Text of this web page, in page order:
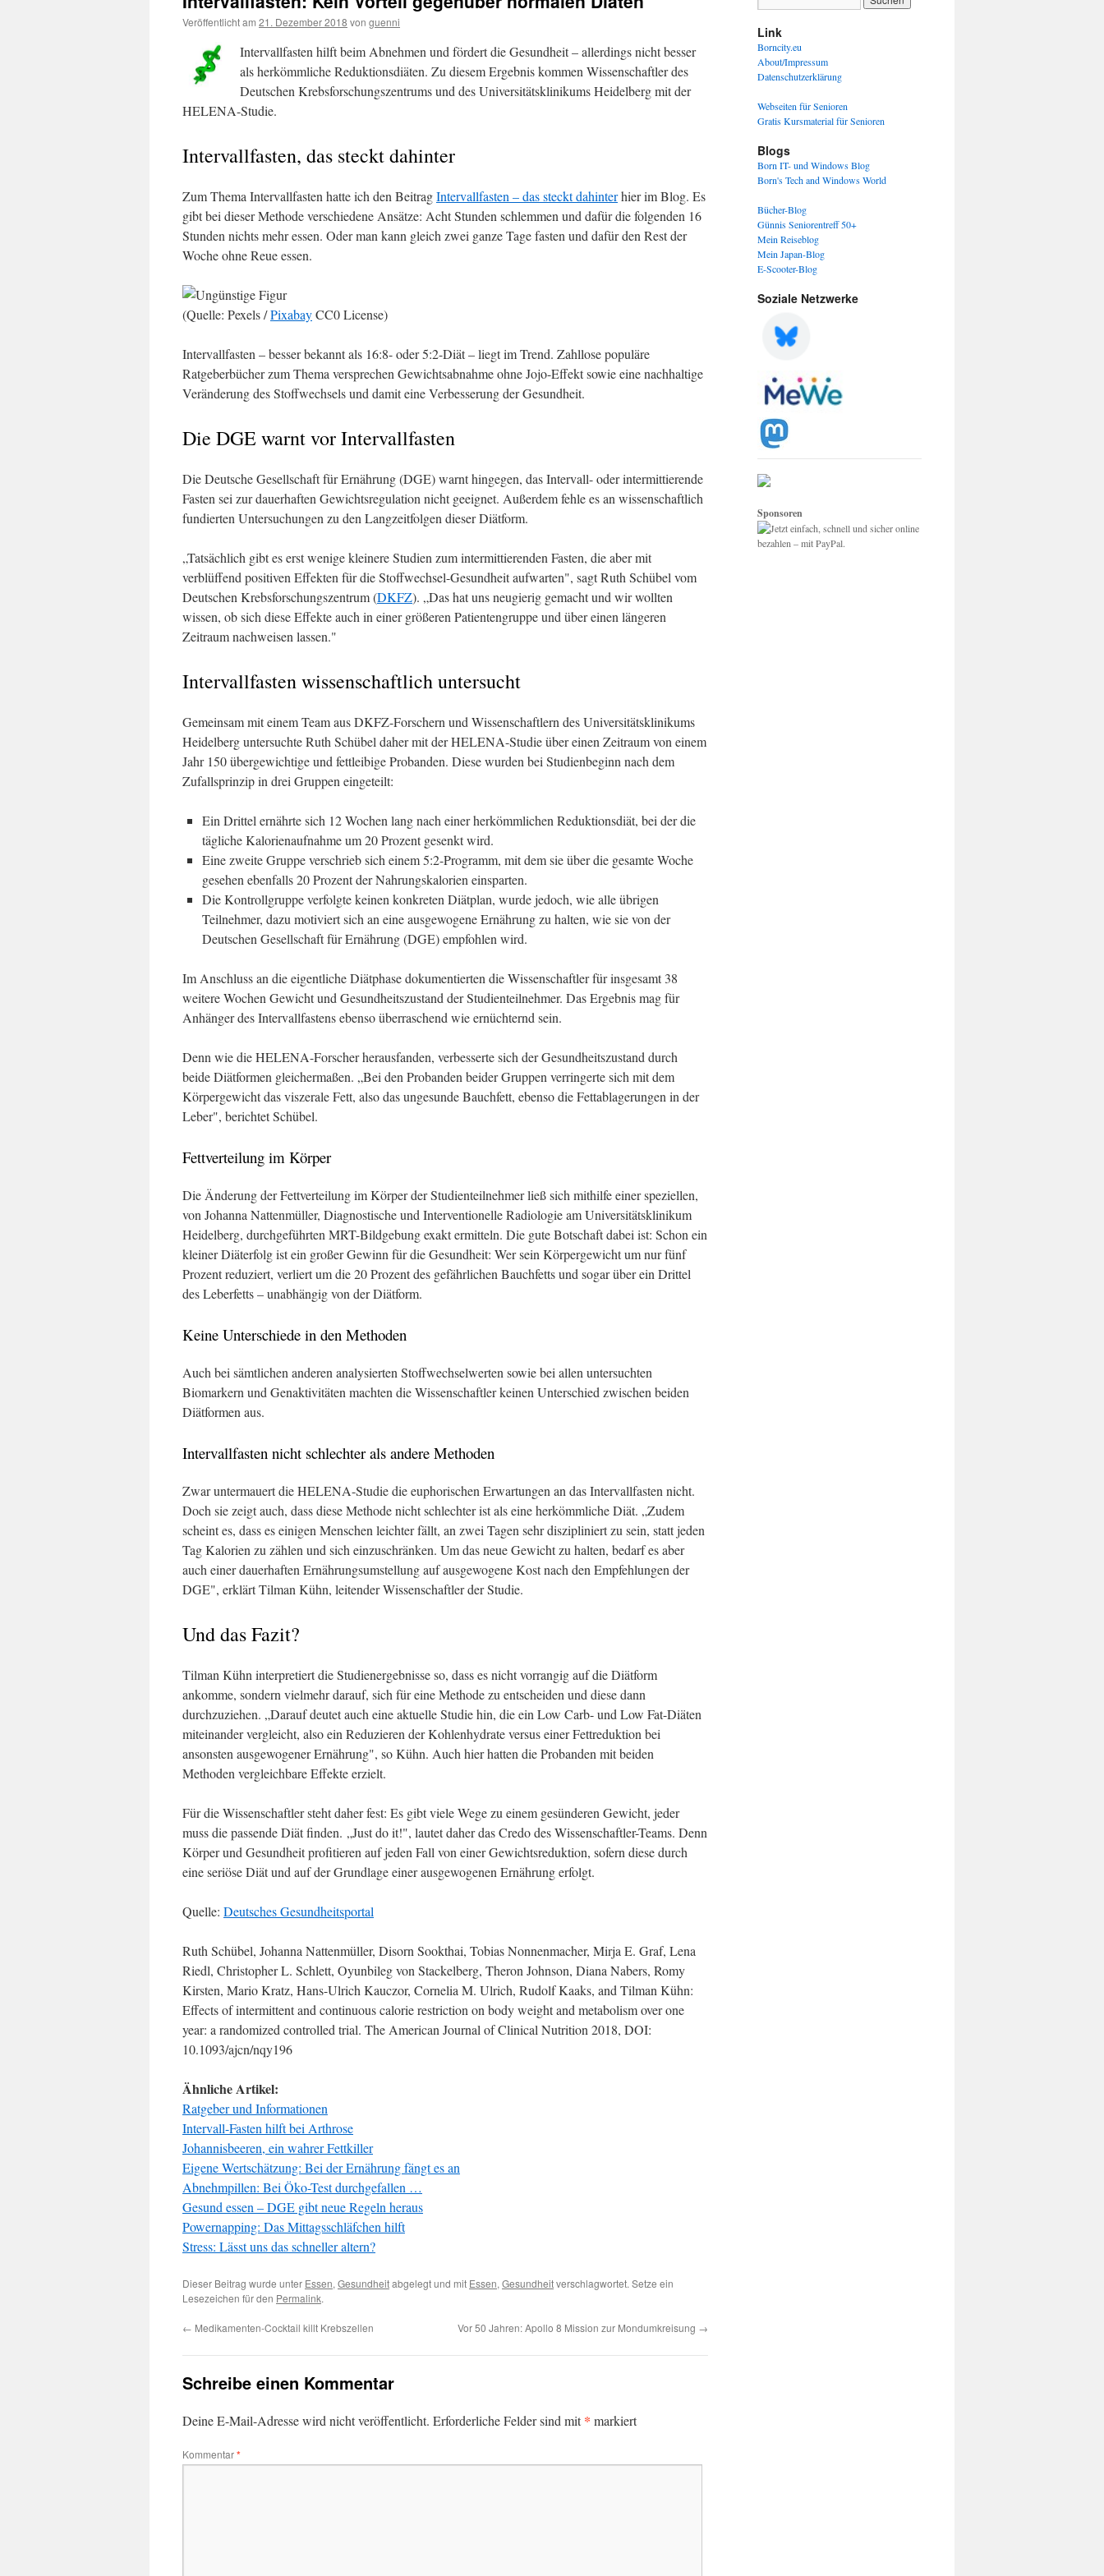
Veröffentlicht am 21. Dezember 2018 von guenni
Intervallfasten hilft beim Abnehmen und fördert die Gesundheit – allerdings nicht besser
als herkömmliche Reduktionsdiäten. Zu diesem Ergebnis kommen Wissenschaftler des
Deutschen Krebsforschungszentrums und des Universitätsklinikums Heidelberg mit der
HELENA-Studie.
Intervallfasten, das steckt dahinter
Zum Thema Intervallfasten hatte ich den BeitragIntervallfasten – das steckt dahinterhier im Blog. Es
gibt bei dieser Methode verschiedene Ansätze: Acht Stunden schlemmen und dafür die folgenden 16
Stunden nichts mehr essen. Oder man kann gleich zwei ganze Tage fasten und dafür den Rest der
Woche ohne Reue essen.
(Quelle: Pexels /PixabayCC0 License)
Intervallfasten – besser bekannt als 16:8- oder 5:2-Diät – liegt im Trend. Zahllose populäre
Ratgeberbücher zum Thema versprechen Gewichtsabnahme ohne Jojo-Effekt sowie eine nachhaltige
Veränderung des Stoffwechsels und damit eine Verbesserung der Gesundheit.
Die DGE warnt vor Intervallfasten
Die Deutsche Gesellschaft für Ernährung (DGE) warnt hingegen, das Intervall- oder intermittierende
Fasten sei zur dauerhaften Gewichtsregulation nicht geeignet. Außerdem fehle es an wissenschaftlich
fundierten Untersuchungen zu den Langzeitfolgen dieser Diätform.
„Tatsächlich gibt es erst wenige kleinere Studien zum intermittierenden Fasten, die aber mit
verblüffend positiven Effekten für die Stoffwechsel-Gesundheit aufwarten", sagt Ruth Schübel vom
Deutschen Krebsforschungszentrum (DKFZ). „Das hat uns neugierig gemacht und wir wollten
wissen, ob sich diese Effekte auch in einer größeren Patientengruppe und über einen längeren
Zeitraum nachweisen lassen."
Intervallfasten wissenschaftlich untersucht
Gemeinsam mit einem Team aus DKFZ-Forschern und Wissenschaftlern des Universitätsklinikums
Heidelberg untersuchte Ruth Schübel daher mit der HELENA-Studie über einen Zeitraum von einem
Jahr 150 übergewichtige und fettleibige Probanden. Diese wurden bei Studienbeginn nach dem
Zufallsprinzip in drei Gruppen eingeteilt:
Ein Drittel ernährte sich 12 Wochen lang nach einer herkömmlichen Reduktionsdiät, bei der die
tägliche Kalorienaufnahme um 20 Prozent gesenkt wird.
Eine zweite Gruppe verschrieb sich einem 5:2-Programm, mit dem sie über die gesamte Woche
gesehen ebenfalls 20 Prozent der Nahrungskalorien einsparten.
Die Kontrollgruppe verfolgte keinen konkreten Diätplan, wurde jedoch, wie alle übrigen
Teilnehmer, dazu motiviert sich an eine ausgewogene Ernährung zu halten, wie sie von der
Deutschen Gesellschaft für Ernährung (DGE) empfohlen wird.
Im Anschluss an die eigentliche Diätphase dokumentierten die Wissenschaftler für insgesamt 38
weitere Wochen Gewicht und Gesundheitszustand der Studienteilnehmer. Das Ergebnis mag für
Anhänger des Intervallfastens ebenso überraschend wie ernüchternd sein.
Denn wie die HELENA-Forscher herausfanden, verbesserte sich der Gesundheitszustand durch
beide Diätformen gleichermaßen. „Bei den Probanden beider Gruppen verringerte sich mit dem
Körpergewicht das viszerale Fett, also das ungesunde Bauchfett, ebenso die Fettablagerungen in der
Leber", berichtet Schübel.
Fettverteilung im Körper
Die Änderung der Fettverteilung im Körper der Studienteilnehmer ließ sich mithilfe einer speziellen,
von Johanna Nattenmüller, Diagnostische und Interventionelle Radiologie am Universitätsklinikum
Heidelberg, durchgeführten MRT-Bildgebung exakt ermitteln. Die gute Botschaft dabei ist: Schon ein
kleiner Diäterfolg ist ein großer Gewinn für die Gesundheit: Wer sein Körpergewicht um nur fünf
Prozent reduziert, verliert um die 20 Prozent des gefährlichen Bauchfetts und sogar über ein Drittel
des Leberfetts – unabhängig von der Diätform.
Keine Unterschiede in den Methoden
Auch bei sämtlichen anderen analysierten Stoffwechselwerten sowie bei allen untersuchten
Biomarkern und Genaktivitäten machten die Wissenschaftler keinen Unterschied zwischen beiden
Diätformen aus.
Intervallfasten nicht schlechter als andere Methoden
Zwar untermauert die HELENA-Studie die euphorischen Erwartungen an das Intervallfasten nicht.
Doch sie zeigt auch, dass diese Methode nicht schlechter ist als eine herkömmliche Diät. „Zudem
scheint es, dass es einigen Menschen leichter fällt, an zwei Tagen sehr diszipliniert zu sein, statt jeden
Tag Kalorien zu zählen und sich einzuschränken. Um das neue Gewicht zu halten, bedarf es aber
auch einer dauerhaften Ernährungsumstellung auf ausgewogene Kost nach den Empfehlungen der
DGE", erklärt Tilman Kühn, leitender Wissenschaftler der Studie.
Und das Fazit?
Tilman Kühn interpretiert die Studienergebnisse so, dass es nicht vorrangig auf die Diätform
ankomme, sondern vielmehr darauf, sich für eine Methode zu entscheiden und diese dann
durchzuziehen. „Darauf deutet auch eine aktuelle Studie hin, die ein Low Carb- und Low Fat-Diäten
miteinander vergleicht, also ein Reduzieren der Kohlenhydrate versus einer Fettreduktion bei
ansonsten ausgewogener Ernährung", so Kühn. Auch hier hatten die Probanden mit beiden
Methoden vergleichbare Effekte erzielt.
Für die Wissenschaftler steht daher fest: Es gibt viele Wege zu einem gesünderen Gewicht, jeder
muss die passende Diät finden. „Just do it!", lautet daher das Credo des Wissenschaftler-Teams. Denn
Körper und Gesundheit profitieren auf jeden Fall von einer Gewichtsreduktion, sofern diese durch
eine seriöse Diät und auf der Grundlage einer ausgewogenen Ernährung erfolgt.
Quelle: Deutsches Gesundheitsportal
Ruth Schübel, Johanna Nattenmüller, Disorn Sookthai, Tobias Nonnenmacher, Mirja E. Graf, Lena
Riedl, Christopher L. Schlett, Oyunbileg von Stackelberg, Theron Johnson, Diana Nabers, Romy
Kirsten, Mario Kratz, Hans-Ulrich Kauczor, Cornelia M. Ulrich, Rudolf Kaaks, and Tilman Kühn:
Effects of intermittent and continuous calorie restriction on body weight and metabolism over one
year: a randomized controlled trial. The American Journal of Clinical Nutrition 2018, DOI:
10.1093/ajcn/nqy196
Ähnliche Artikel:
Ratgeber und Informationen
Intervall-Fasten hilft bei Arthrose
Johannisbeeren, ein wahrer Fettkiller
Eigene Wertschätzung: Bei der Ernährung fängt es an
Abnehmpillen: Bei Öko-Test durchgefallen …
Gesund essen – DGE gibt neue Regeln heraus
Powernapping: Das Mittagsschläfchen hilft
Stress: Lässt uns das schneller altern?
Dieser Beitrag wurde unter Essen, Gesundheitabgelegt und mit Essen, Gesundheitverschlagwortet. Setze ein
Lesezeichen für den Permalink.
← Medikamenten-Cocktail killt Krebszellen Vor 50 Jahren: Apollo 8 Mission zur Mondumkreisung →
Schreibe einen Kommentar
Deine E-Mail-Adresse wird nicht veröffentlicht. Erforderliche Felder sind mit* markiert
Kommentar*
Link
Borncity.eu
About/Impressum
Datenschutzerklärung
Webseiten für Senioren
Gratis Kursmaterial für Senioren
Blogs
Born IT- und Windows Blog
Born's Tech and Windows World
Bücher-Blog
Günnis Seniorentreff 50+
Mein Reiseblog
Mein Japan-Blog
E-Scooter-Blog
Soziale Netzwerke
Sponsoren